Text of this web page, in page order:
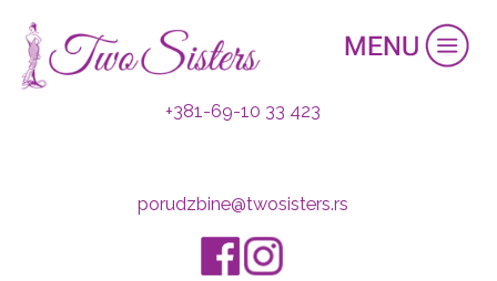
+381-69-10 33 423
porudzbine@twosisters.rs